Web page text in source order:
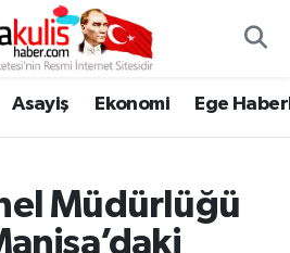
Asayiş Ekonomi Ege
Müdürlüğü
Durumu
Yoğunluk Haritası
ve Fikstür